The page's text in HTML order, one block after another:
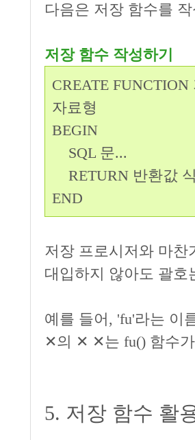
다음은 저장 함수를
저장 함수 작성하기
CREATE
자료형
BEGIN
SQL 문...
RETURN 반환값
END
저장 프로시저와 마찬
대입하지 않아도 괄호
예를 들어, 'fu'라는 이
✕의 ✕ ✕는 fu() 함수
5. 저장 함수 활